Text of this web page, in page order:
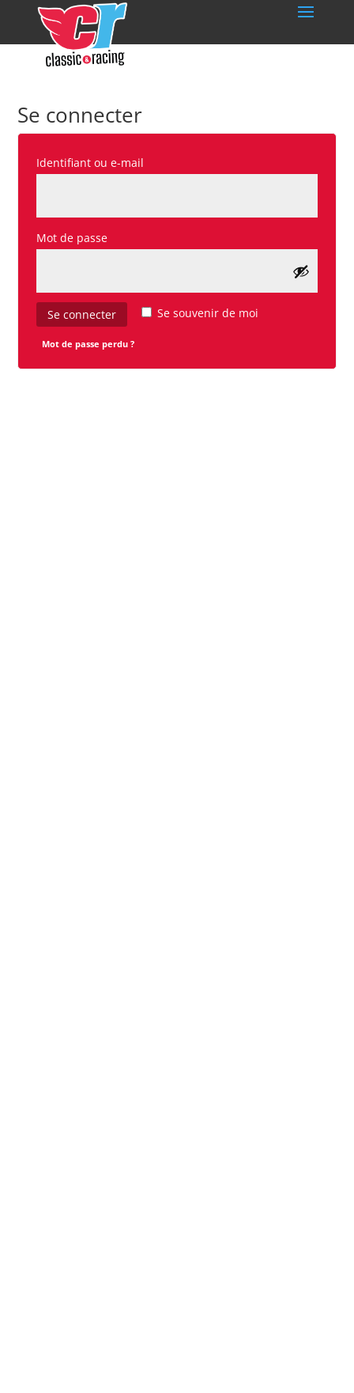
Se connecter
Identifiant ou e-mail
Mot de passe
Se souvenir de moi
Se connecter
Mot de passe perdu ?